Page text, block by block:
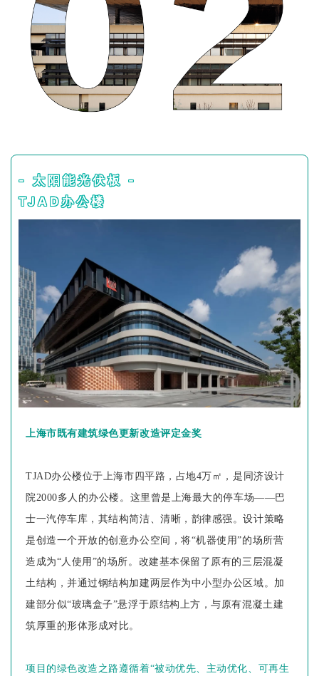
- 太阳能光伏板 -
TJAD办公楼
上海市既有建筑绿色更新改造评定金奖
TJAD办公楼位于上海市四平路，占地4万㎡，是同济设计
院2000多人的办公楼。这里曾是上海最大的停车场——巴
士一汽停车库，其结构简洁、清晰，韵律感强。设计策略
是创造一个开放的创意办公空间，将“机器使用”的场所营
造成为“人使用”的场所。改建基本保留了原有的三层混凝
土结构，并通过钢结构加建两层作为中小型办公区域。加
建部分似“玻璃盒子”悬浮于原结构上方，与原有混凝土建
筑厚重的形体形成对比。
项目的绿色改造之路遵循着“被动优先、主动优化、可再生